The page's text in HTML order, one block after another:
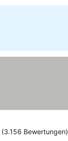
(3.156 Bewertungen)